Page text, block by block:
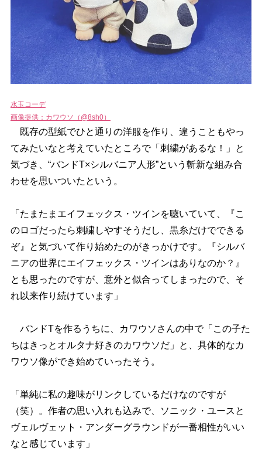
水玉コーデ
画像提供：カワウソ（@8sh0）
既存の型紙でひと通りの洋服を作り、違うこともやっ
てみたいなと考えていたところで「刺繍があるな！」と
気づき、“バンドT×シルバニア人形”という斬新な組み合
わせを思いついたという。
「たまたまエイフェックス・ツインを聴いていて、『こ
のロゴだったら刺繍しやすそうだし、黒糸だけでできる
ぞ』と気づいて作り始めたのがきっかけです。『シルバ
ニアの世界にエイフェックス・ツインはありなのか？』
とも思ったのですが、意外と似合ってしまったので、そ
れ以来作り続けています」
バンドTを作るうちに、カワウソさんの中で「この子た
ちはきっとオルタナ好きのカワウソだ」と、具体的なカ
ワウソ像ができ始めていったそう。
「単純に私の趣味がリンクしているだけなのですが
（笑）。作者の思い入れも込みで、ソニック・ユースと
ヴェルヴェット・アンダーグラウンドが一番相性がいい
なと感じています」